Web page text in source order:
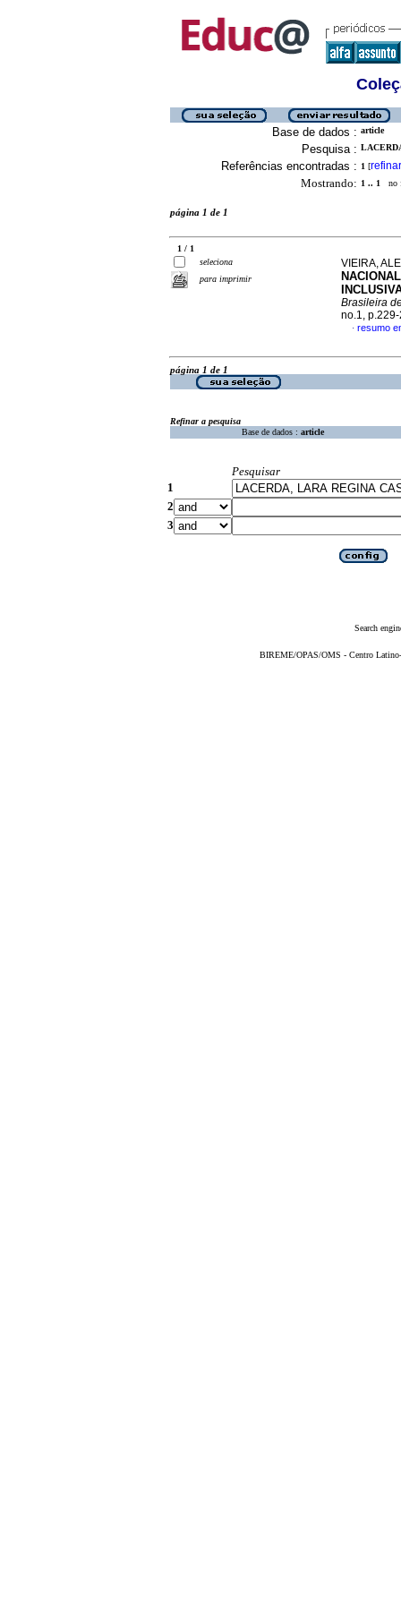
Base de dados : article
Pesquisa :
Referências encontradas : 1 [refinar
Mostrando: 1 .. 1 no
página 1 de 1
1 / 1
seleciona
para imprimir
VIEIRA,
Brasileira
no.1,
· resumo
página 1 de 1
Refinar a pesquisa
Base de dados : article
Pesquisar
1
2
3
Search
BIREME/OPAS/OMS - Centro Latino-